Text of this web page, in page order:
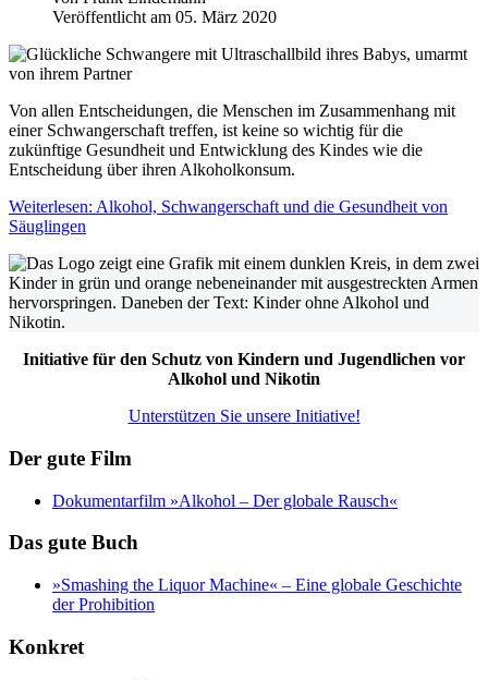
Veröffentlicht am 05. März 2020
Von allen Entscheidungen, die Menschen im Zusammenhang mit
einer Schwangerschaft treffen, ist keine so wichtig für die
zukünftige Gesundheit und Entwicklung des Kindes wie die
Entscheidung über ihren Alkoholkonsum.
Weiterlesen: Alkohol, Schwangerschaft und die Gesundheit von
Säuglingen
Initiative für den Schutz von Kindern und Jugendlichen vor
Alkohol und Nikotin
Unterstützen Sie unsere Initiative!
Der gute Film
Dokumentarfilm »Alkohol – Der globale Rausch«
Das gute Buch
»Smashing the Liquor Machine« ‒ Eine globale Geschichte
der Prohibition
Konkret